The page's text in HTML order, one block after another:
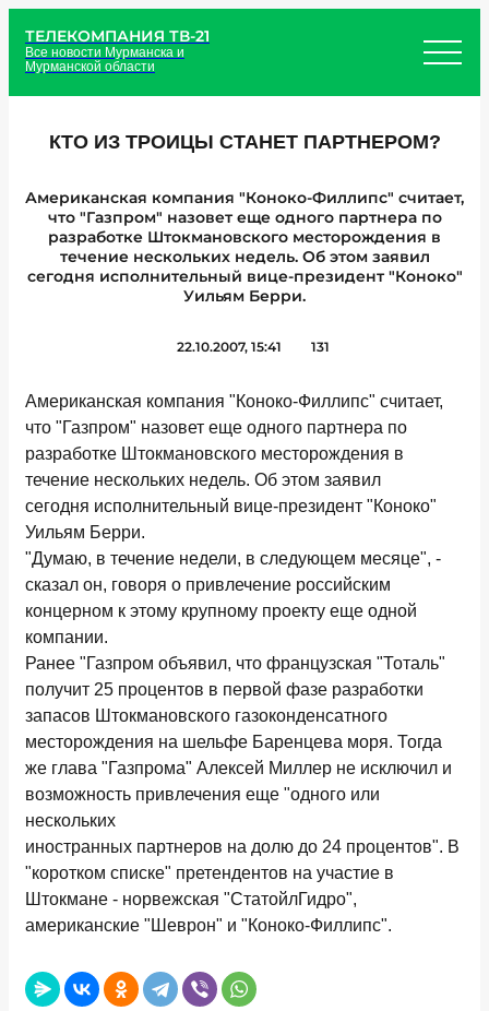
ТЕЛЕКОМПАНИЯ ТВ-21
Все новости Мурманска и
Мурманской области
КТО ИЗ ТРОИЦЫ СТАНЕТ ПАРТНЕРОМ?
Американская компания "Коноко-Филлипс" считает,
что "Газпром" назовет еще одного партнера по
разработке Штокмановского месторождения в
течение нескольких недель. Об этом заявил
сегодня исполнительный вице-президент "Коноко"
Уильям Берри.
22.10.2007, 15:41 131
Американская компания "Коноко-Филлипс" считает,
что "Газпром" назовет еще одного партнера по
разработке Штокмановского месторождения в
течение нескольких недель. Об этом заявил
сегодня исполнительный вице-президент "Коноко"
Уильям Берри.
"Думаю, в течение недели, в следующем месяце", -
сказал он, говоря о привлечение российским
концерном к этому крупному проекту еще одной
компании.
Ранее "Газпром объявил, что французская "Тоталь"
получит 25 процентов в первой фазе разработки
запасов Штокмановского газоконденсатного
месторождения на шельфе Баренцева моря. Тогда
же глава "Газпрома" Алексей Миллер не исключил и
возможность привлечения еще "одного или
нескольких
иностранных партнеров на долю до 24 процентов". В
"коротком списке" претендентов на участие в
Штокмане - норвежская "СтатойлГидро",
американские "Шеврон" и "Коноко-Филлипс".